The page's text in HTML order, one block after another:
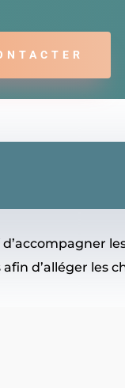
d’alléger les